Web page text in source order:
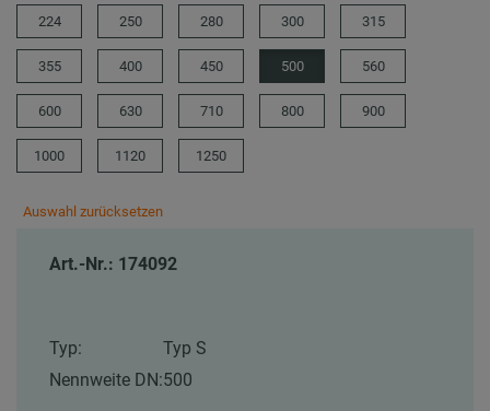
224 250 280 300 315
355 400 450 500 560
600 630 710 800 900
1000 1120 1250
Auswahl zurücksetzen
Art.-Nr.: 174092
Typ:
Typ S
Nennweite DN:500